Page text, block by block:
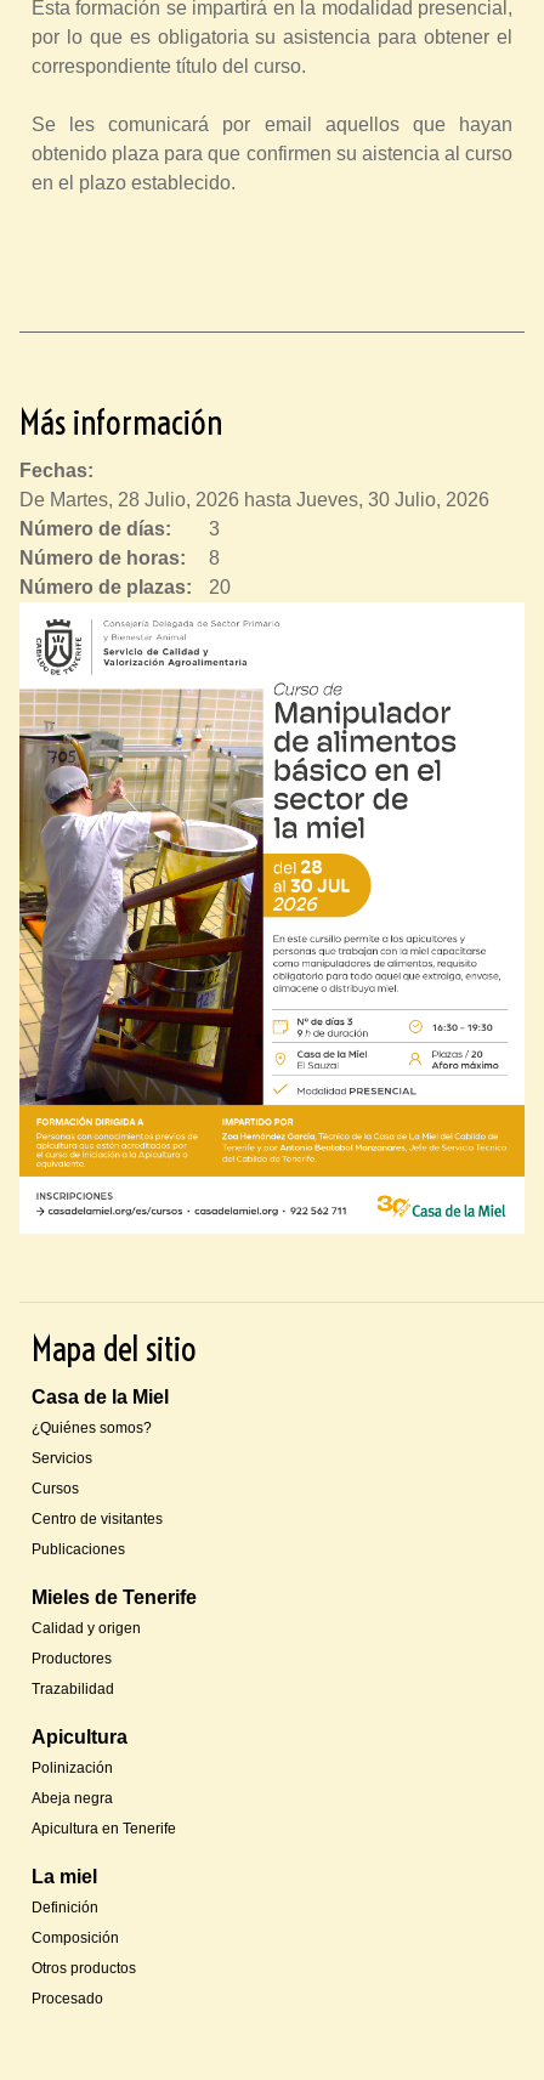
Esta formación se impartirá en la modalidad presencial,
por lo que es obligatoria su asistencia para obtener el
correspondiente título del curso.
Se les comunicará por email aquellos que hayan
obtenido plaza para que confirmen su aistencia al curso
en el plazo establecido.
Más información
Fechas:
De Martes, 28 Julio, 2026 hasta Jueves, 30 Julio, 2026
Número de días:
3
Número de horas:
8
Número de plazas:
20
Mapa del sitio
Casa de la Miel
¿Quiénes somos?
Servicios
Cursos
Centro de visitantes
Publicaciones
Mieles de Tenerife
Calidad y origen
Productores
Trazabilidad
Apicultura
Polinización
Abeja negra
Apicultura en Tenerife
La miel
Definición
Composición
Otros productos
Procesado